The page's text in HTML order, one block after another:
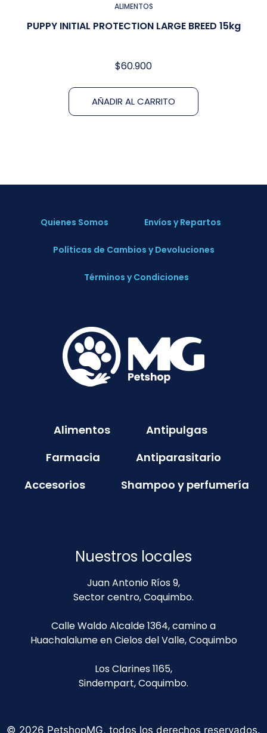
ALIMENTOS
PUPPY INITIAL PROTECTION LARGE BREED 15kg
$60.900
AÑADIR AL CARRITO
Quienes Somos Envíos y Repartos
Políticas de Cambios y Devoluciones
Términos y Condiciones
Alimentos
Antipulgas
Farmacia
Antiparasitario
Accesorios
Shampoo y perfumería
Nuestros locales
Juan Antonio Ríos 9,
Sector centro, Coquimbo.
Calle Waldo Alcalde 1364, camino a
Huachalalume en Cielos del Valle, Coquimbo
Los Clarines 1165,
Sindempart, Coquimbo.
© 2026 PetshopMG, todos los derechos reservados.